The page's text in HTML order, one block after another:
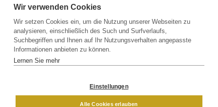
Kontakt Newsletter Partner
Versand
DAMEN
Wir verwenden Cookies
Wir setzen Cookies ein, um die Nutzung unserer Webseiten zu
analysieren, einschließlich des Such und Surfverlaufs,
Suchbegriffen und Ihnen auf Ihr Nutzungsverhalten angepasste
Informationen anbieten zu können.
Lernen Sie mehr
Einstellungen
Alle Cookies erlauben